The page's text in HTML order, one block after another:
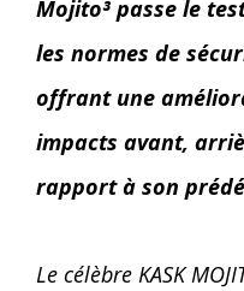
Mojito³ passe le
les normes de
offrant une
impacts avant,
rapport à son
Le célèbre KASK